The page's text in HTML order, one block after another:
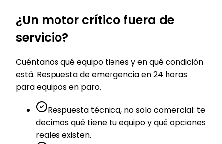
¿Un motor crítico fuera de
servicio?
Cuéntanos qué equipo tienes y en qué condición
está. Respuesta de emergencia en 24 horas
para equipos en paro.
Respuesta técnica, no solo comercial: te
decimos qué tiene tu equipo y qué opciones
reales existen.